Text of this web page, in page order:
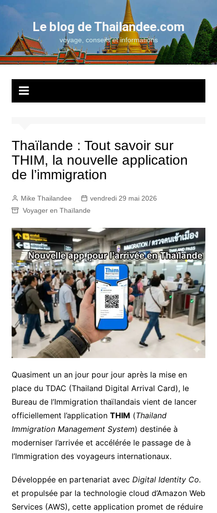
Aller
contenu
Le blog de Thailandee.com
voyage, conseils et informations
Thaïlande : Tout savoir sur
THIM, la nouvelle application
de l’immigration
Mike Thailandee
vendredi 29 mai 2026
Voyager en Thaïlande
Quasiment un an jour pour jour après la mise en
place du TDAC (Thailand Digital Arrival Card), le
Bureau de l’Immigration thaïlandais vient de lancer
officiellement l’application THIM (Thailand
Immigration Management System) destinée à
moderniser l’arrivée et accélérée le passage de à
l’Immigration des voyageurs internationaux.
Développée en partenariat avec Digital Identity Co.
et propulsée par la technologie cloud d’Amazon Web
Services (AWS), cette application promet de réduire